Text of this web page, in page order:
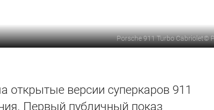
Porsche 911 Turbo Cabriolet©
открытые версии суперкаров 911
Первый публичный показ